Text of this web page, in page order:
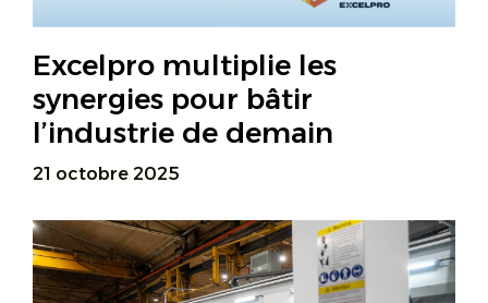
Excelpro multiplie les
synergies pour bâtir
l’industrie de demain
21 octobre 2025